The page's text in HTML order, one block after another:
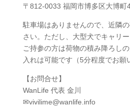
〒812-0033 福岡市博多区大博町
駐車場はありませんので、近隣
さい。ただし、大型犬でキャリ
ご持参の方は荷物の積み降ろし
入れは可能です（5分程度でお願
【お問合せ】
WanLife 代表 金川
✉︎vivilime@wanlife.info